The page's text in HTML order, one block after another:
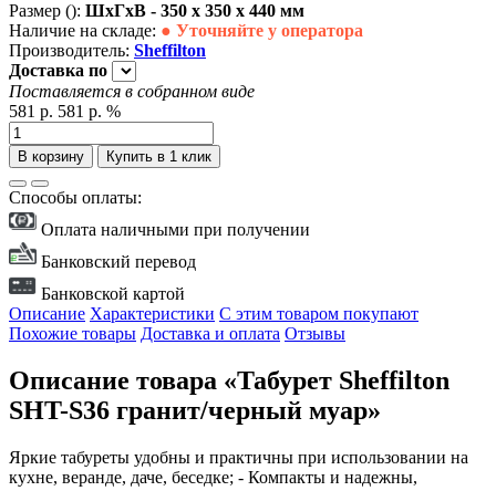
Размер (): ШxГxВ - 350 x 350 x 440 мм
Наличие на складе: ● Уточняйте у оператора
Производитель: Sheffilton
Доставка по
Поставляется в собранном виде
581 р. 581 р. %
В корзину Купить в 1 клик
Способы оплаты:
Оплата наличными при получении
Банковский перевод
Банковской картой
Описание Характеристики С этим товаром покупают
Похожие товары Доставка и оплата Отзывы
Описание товара «Табурет Sheffilton
SHT-S36 гранит/черный муар»
Яркие табуреты удобны и практичны при использовании на
кухне, веранде, даче, беседке; - Компакты и надежны,